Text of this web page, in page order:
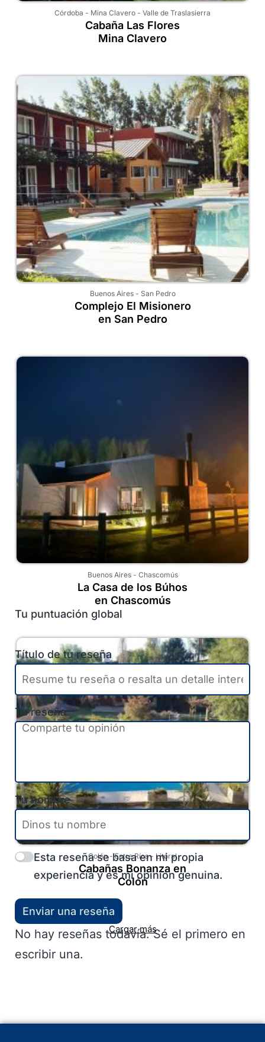
Córdoba - Mina Clavero - Valle de Traslasierra
Cabaña Las Flores
Mina Clavero
Buenos Aires- San Pedro
Complejo El Misionero
en San Pedro
Buenos Aires- Chascomús
La Casa de los Búhos
en Chascomús
Colón-Entre Ríos- Litoral
Cabañas Bonanza en
Colón
Cargar más
Tu puntuación global
Título de tu reseña
Tu reseña
Tu nombre
Esta reseña se basa en mi propia
experiencia y es mi opinión genuina.
Enviar una reseña
No hay reseñas todavía. Sé el primero en
escribir una.